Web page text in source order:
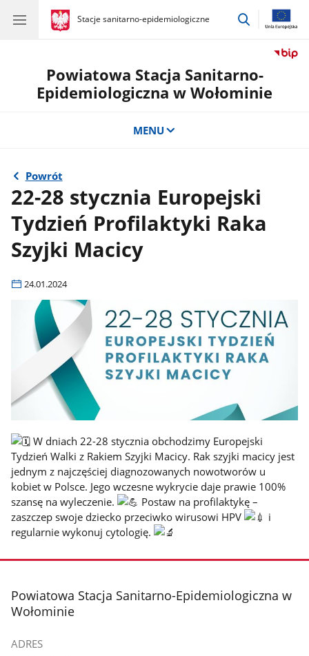
gov.pl
Stacje sanitarno-epidemiologiczne
gov.pl
Stacje
przejdź
Powiatowa Stacja Sanitarno-
Epidemiologiczna w Wołominie
MENU
Powrót
22-28 stycznia Europejski
Tydzień Profilaktyki Raka
Szyjki Macicy
24.01.2024
W dniach 22-28 stycznia obchodzimy Europejski
Tydzień Walki z Rakiem Szyjki Macicy. Rak szyjki macicy jest
jednym z najczęściej diagnozowanych nowotworów u
kobiet w Polsce. Jego wczesne wykrycie daje prawie 100%
szansę na wyleczenie.
Postaw na profilaktykę –
zaszczep swoje dziecko przeciwko wirusowi HPV
i
regularnie wykonuj cytologię.
stopka
Powiatowa Stacja Sanitarno-Epidemiologiczna w
Wołominie
ADRES